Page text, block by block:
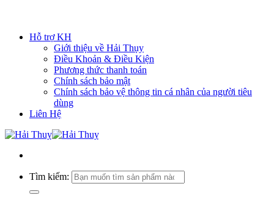
Hỗ trợ KH
Giới thiệu về Hải Thụy
Điều Khoản & Điều Kiện
Phương thức thanh toán
Chính sách bảo mật
Chính sách bảo vệ thông tin cá nhân của người tiêu
dùng
Liên Hệ
Tìm kiếm: